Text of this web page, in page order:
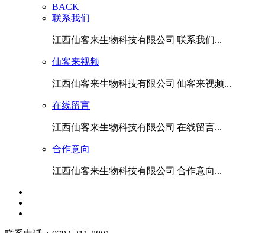
BACK
联系我们
江西仙客来生物科技有限公司|联系我们...
仙客来视频
江西仙客来生物科技有限公司|仙客来视频...
在线留言
江西仙客来生物科技有限公司|在线留言...
合作意向
江西仙客来生物科技有限公司|合作意向...